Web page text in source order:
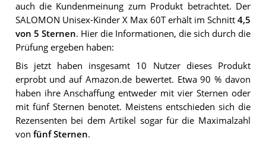
auch die Kundenmeinung zum Produkt betrachtet. Der
SALOMON Unisex-Kinder X Max 60Terhält im Schnitt 4,5
von 5 Sternen. Hier die Informationen, die sich durch die
Prüfung ergeben haben:
Bis jetzt haben insgesamt 10 Nutzer dieses Produkt
erprobt und auf Amazon.de bewertet. Etwa 90 % davon
haben ihre Anschaffung entweder mit vier Sternen oder
mit fünf Sternen benotet. Meistens entschieden sich die
Rezensenten bei dem Artikel sogar für die Maximalzahl
von fünf Sternen.